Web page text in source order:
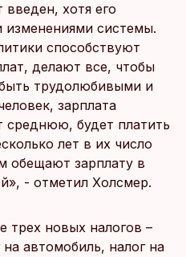
хотя его
системы.
способствуют
делают все, чтобы
трудолюбивыми и
зарплата
среднюю, будет платить
лет в их число
обещают зарплату в
- отметил Холсмер.
трех новых налогов –
автомобиль, налог на